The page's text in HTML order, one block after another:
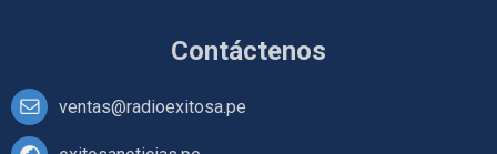
Contáctenos
ventas@radioexitosa.pe